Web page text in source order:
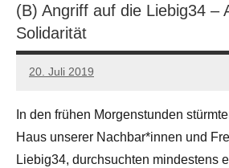
(B) Angriff auf die Liebig34 –
Solidarität
20. Juli 2019
admin
In den frühen Morgenstunden
Haus unserer Nachbar*innen und
Liebig34, durchsuchten mindestens